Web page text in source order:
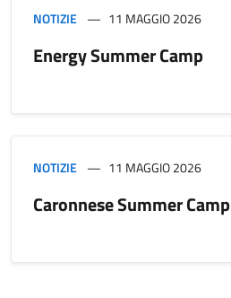
NOTIZIE 11 MAGGIO 2026
Energy Summer Camp
NOTIZIE 11 MAGGIO 2026
Caronnese Summer Camp